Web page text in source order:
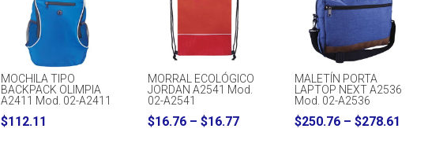
MOCHILA TIPO
BACKPACK OLIMPIA
A2411 Mod. 02-A2411
$112.11
MORRAL ECOLÓGICO
JORDAN A2541 Mod.
02-A2541
$16.76 – $16.77Price
MALETÍN PORTA
LAPTOP NEXT A2536
Mod. 02-A2536
$250.76 – $278.61